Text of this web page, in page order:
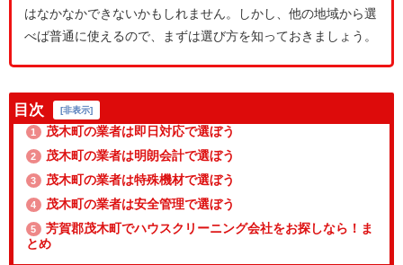
はなかなかできないかもしれません。しかし、他の地域から選
べば普通に使えるので、まずは選び方を知っておきましょう。
目次 [非表示]
1 茂木町の業者は即日対応で選ぼう
2 茂木町の業者は明朗会計で選ぼう
3 茂木町の業者は特殊機材で選ぼう
4 茂木町の業者は安全管理で選ぼう
5
芳賀郡茂木町でハウスクリーニング会社をお探しなら！ま
とめ